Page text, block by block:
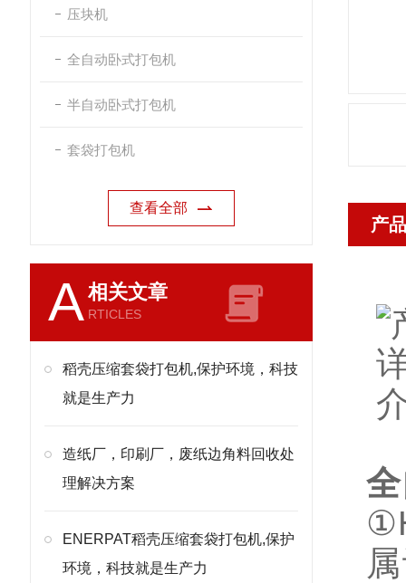
压块机
全自动卧式打包机
半自动卧式打包机
套袋打包机
查看全部
A相关文章
RTICLES
稻壳压缩套袋打包机,保护环境，科技
就是生产力
造纸厂，印刷厂，废纸边角料回收处
理解决方案
ENERPAT稻壳压缩套袋打包机,保护
环境，科技就是生产力
产